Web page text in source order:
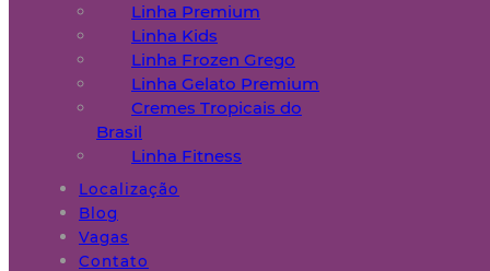
Linha Premium
Linha Kids
Linha Frozen Grego
Linha Gelato Premium
Cremes Tropicais do
Brasil
Linha Fitness
Localização
Blog
Vagas
Contato